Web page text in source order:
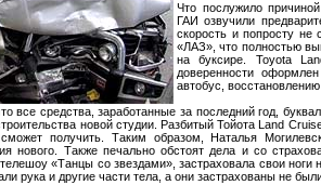
Что послужило
ГАИ озвучили
скорость и попросту не
«ЛАЗ», что полностью
на буксире. Toyota
доверенности
автобус,
все средства, заработанные за последний год,
новой студии. Разбитый Тойота Land
получить. Таким образом, Наталья
нового. Также печально обстоят дела и со
«Танцы со звездами», застраховала свои
рука и другие части тела, а они застрахованы не